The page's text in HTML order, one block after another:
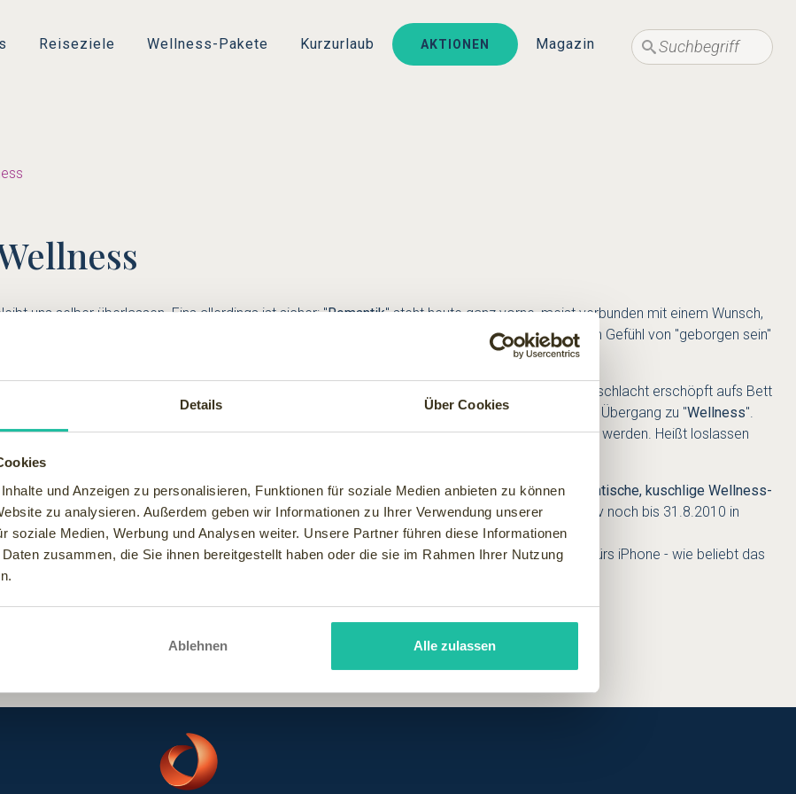
Details Über Cookies
und Anzeigen zu personalisieren, Funktionen für soziale Medien anbieten zu können
zu analysieren. Außerdem geben wir Informationen zu Ihrer Verwendung unserer
soziale Medien, Werbung und Analysen weiter. Unsere Partner führen diese Informationen
zusammen, die Sie ihnen bereitgestellt haben oder die sie im Rahmen Ihrer Nutzung
Ablehnen Alle zulassen
Reiseziele Wellness-Pakete Kurzurlaub AKTIONEN Magazin
Suche
Suche
uns selber überlassen. Eins allerdings ist sicher: "Romantik" steht heute ganz vorne, meist verbunden mit einem Wunsch,
etwas anderes. Auch wenn das Wort abstrakt ist, so "schmeckt" es trotzdem nach dem Gefühl von "geborgen sein"
wir beim Wort "
mit Mutti, beim Vorlesen mit Omi, wenn wir traurig waren, oder wenn wir nach einer Kissenschlacht erschöpft aufs Bett
ist ein inniges Gefühl der Ruhe, Zufriedenheit, des Wohlfühlens und hier beginnt der fließende Übergang zu "Wellness".
die ich im Alltag nicht bekomme, aber schmerzlich vermisse. Heißt liebevoll umsorgt werden. Heißt loslassen
bei der "Romantik" und "Wellness zu zweit".
vereint unsere drei Schlagworte in seiner Philosophie und hat sein Angebot besonders aufromantische, kuschlige Wellness-
zum Entdecken und Buchen findet man in der Rubrik "Wellness zu zweit" und ganz aktiv noch bis 31.8.2010 in
mit rund 145.000 Seitenaufrufen Klassensieger und zeigt - wie auch auf derWellness-App
fürs iPhone - wie beliebt das